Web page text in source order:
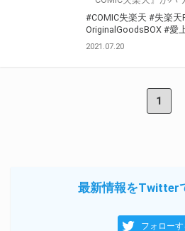
#COMIC失楽天 #失楽天
OriginalGoodsBOX #愛
2021.07.20
1
最新情報をTwitter
フォローす